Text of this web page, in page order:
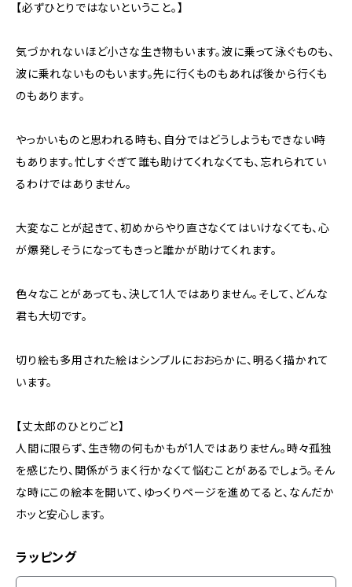
【必ずひとりではないということ。】
気づかれないほど小さな生き物もいます。波に乗って泳ぐものも、
波に乗れないものもいます。先に行くものもあれば後から行くも
のもあります。
やっかいものと思われる時も、自分ではどうしようもできない時
もあります。忙しすぐぎて誰も助けてくれなくても、忘れられてい
るわけではありません。
大変なことが起きて、初めからやり直さなくてはいけなくても、心
が爆発しそうになってもきっと誰かが助けてくれます。
色々なことがあっても、決して1人ではありません。そして、どんな
君も大切です。
切り絵も多用された絵はシンプルにおおらかに、明るく描かれて
います。
【丈太郎のひとりごと】
人間に限らず、生き物の何もかもが1人ではありません。時々孤独
を感じたり、関係がうまく行かなくて悩むことがあるでしょう。そん
な時にこの絵本を開いて、ゆっくりページを進めてると、なんだか
ホッと安心します。
ラッピング